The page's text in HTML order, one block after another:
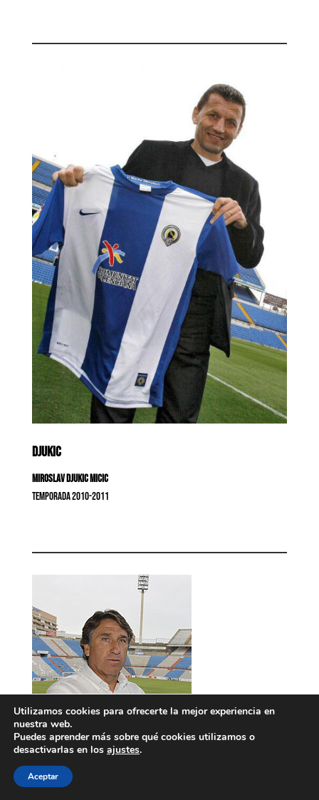
DJUKIC
Miroslav Djukic Micic
Temporada 2010-2011
Utilizamos cookies para ofrecerte la mejor experiencia en
nuestra web.
Puedes aprender más sobre qué cookies utilizamos o
desactivarlas en los ajustes.
Aceptar